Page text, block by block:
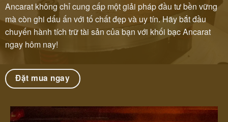
Ancarat không chỉ cung cấp một giải pháp đầu tư bền vững
mà còn ghi dấu ấn với tố chất đẹp và uy tín. Hãy bắt đầu
chuyến hành tích trữ tài sản của bạn với khối bạc Ancarat
ngay hôm nay!
Đặt mua ngay